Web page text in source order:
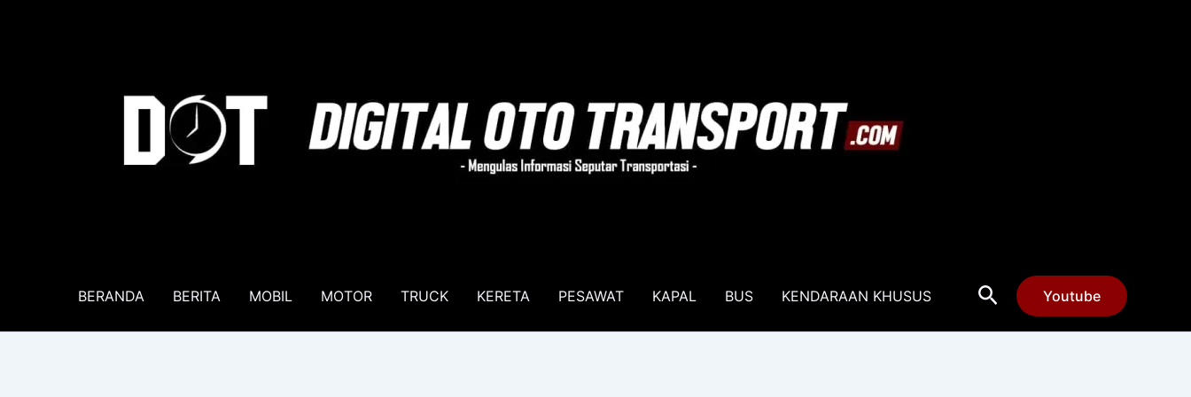
BERANDA BERITA MOBIL MOTOR TRUCK KERETA PESAWAT KAPAL BUS KENDARAAN KHUSUS Cari Youtube